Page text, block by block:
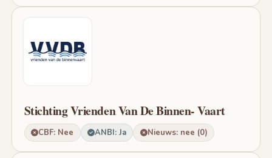
Stichting Vrienden Van De Binnen- Vaart
CBF: Nee ANBI: Ja Nieuws: nee (0)